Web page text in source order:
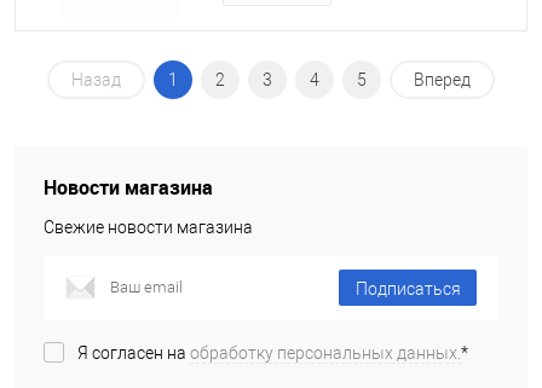
Назад 1 2 3 4 5 Вперед
Новости магазина
Свежие новости магазина
Подписаться
Я согласен на обработку персональных данных.*